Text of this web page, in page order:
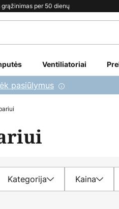
per 50 dienų
Ventiliatoriai
pasiūlymus
Kategorija Kaina